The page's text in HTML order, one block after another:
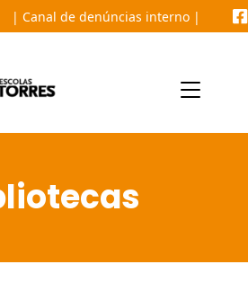
da página
da página
| Canal de denúncias interno |